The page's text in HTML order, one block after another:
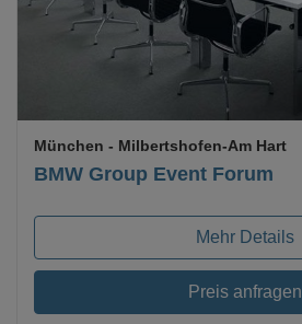
BMW Group Event Forum
München - Milbertshofen-Am Hart
Mehr Details
Preis anfragen